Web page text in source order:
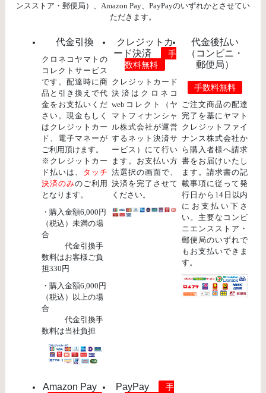
ンスストア・郵便局）、Amazon Pay、PayPayのいずれかとさせてい
ただきます。
代金引換
クロネコヤマトの
コレクトサービス
です。配達時に商
品と引き換えで代
金をお支払いくだ
さい。現金もしく
はクレジットカー
ド、電子マネーが
ご利用頂けます。
※クレジットカー
ド払いは、 タッチ
決済のみのご利用
となります。
・購入金額6,000円
（税込）未満の場
合
代金引換手
数料はお客様ご負
担330円
・購入金額6,000円
（税込）以上の場
合
代金引換手
数料は当社負担
クレジットカ
ード決済
手
数料無料
クレジットカード
決済はクロネコ
webコレクト（ヤ
マトフィナンシャ
ル株式会社が運営
するネット決済サ
ービス）にて行い
ます。お支払い方
法選択の画面で、
決済を完了させて
ください。
代金後払い
（コンビニ・
郵便局）
手数料無料
ご注文商品の配達
完了を基にヤマト
クレジットファイ
ナンス株式会社か
ら購入者様へ請求
書をお届けいたし
ます。請求書の記
載事項に従って発
行日から14日以内
にお支払い下さ
い。主要なコンビ
ニエンスストア・
郵便局のいずれで
もお支払いできま
す。
Amazon Pay PayPay
手